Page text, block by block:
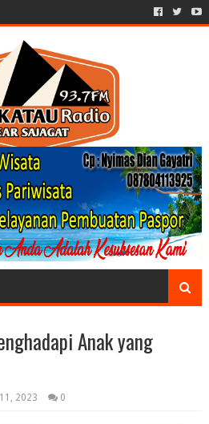
Anak yang
11, 2023 0